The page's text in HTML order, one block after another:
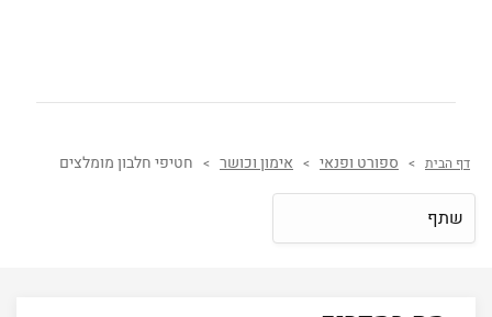
דף הבית > ספורט ופנאי > אימון וכושר > חטיפי חלבון מומלצים
שתף